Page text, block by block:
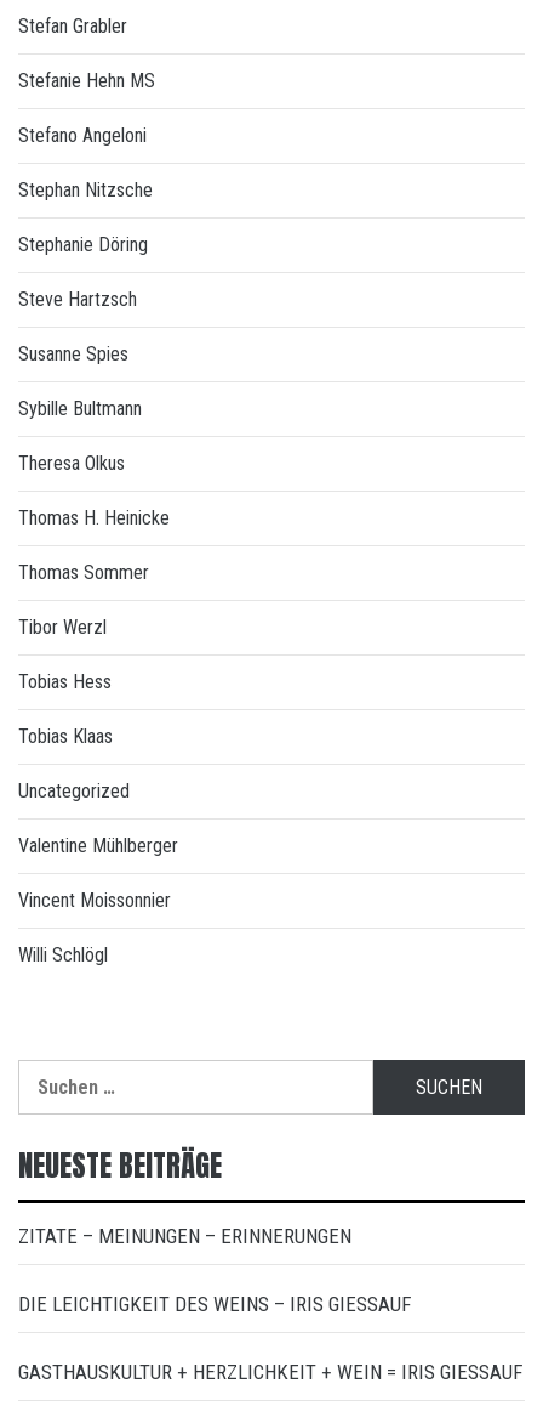
Stefan Grabler
Stefanie Hehn MS
Stefano Angeloni
Stephan Nitzsche
Stephanie Döring
Steve Hartzsch
Susanne Spies
Sybille Bultmann
Theresa Olkus
Thomas H. Heinicke
Thomas Sommer
Tibor Werzl
Tobias Hess
Tobias Klaas
Uncategorized
Valentine Mühlberger
Vincent Moissonnier
Willi Schlögl
nach:
NEUESTE BEITRÄGE
ZITATE – MEINUNGEN – ERINNERUNGEN
DIE LEICHTIGKEIT DES WEINS – IRIS GIESSAUF
GASTHAUSKULTUR + HERZLICHKEIT + WEIN = IRIS GIESSAUF